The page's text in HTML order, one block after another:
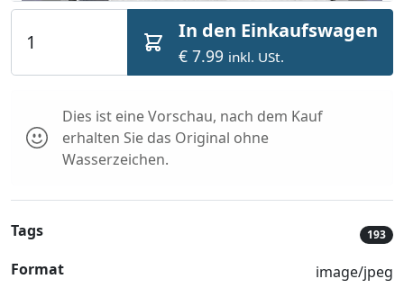
In den Einkaufswagen
€ 7.99 inkl. USt.
Dies ist eine Vorschau, nach dem Kauf
erhalten Sie das Original ohne
Wasserzeichen.
Tags 193
Format
image/jpeg